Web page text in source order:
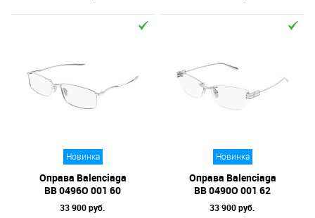
Новинка
Оправа Balenciaga
BB 0496O 001 60
33 900 руб.
Новинка
Оправа Balenciaga
BB 0490O 001 62
33 900 руб.